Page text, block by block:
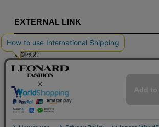
EXTERNAL LINK
店舗検索
LEONARD PARIS OFFICIAL SITE
COPYRIGHT © LEONARD PARIS. ALL RIGHTS RESERVED.